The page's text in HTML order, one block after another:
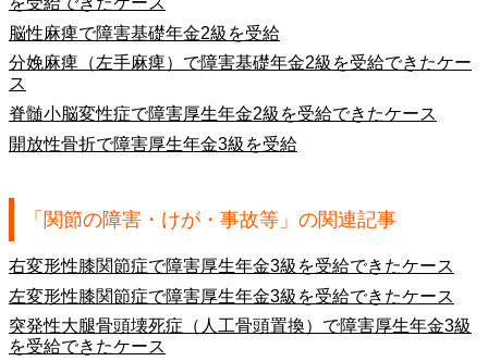
脳性麻痺で障害基礎年金2級を受給
分娩麻痺（左手麻痺）で障害基礎年金2級を受給できたケー
ス
脊髄小脳変性症で障害厚生年金2級を受給できたケース
開放性骨折で障害厚生年金3級を受給
「関節の障害・けが・事故等」の関連記事
右変形性膝関節症で障害厚生年金3級を受給できたケース
左変形性膝関節症で障害厚生年金3級を受給できたケース
突発性大腿骨頭壊死症（人工骨頭置換）で障害厚生年金3級
を受給できたケース